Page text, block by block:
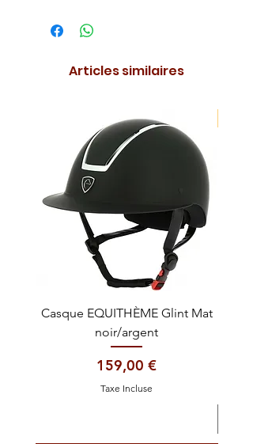
Articles similaires
Casque EQUITHÈME Glint Mat
noir/argent
Prix
159,00 €
Taxe Incluse